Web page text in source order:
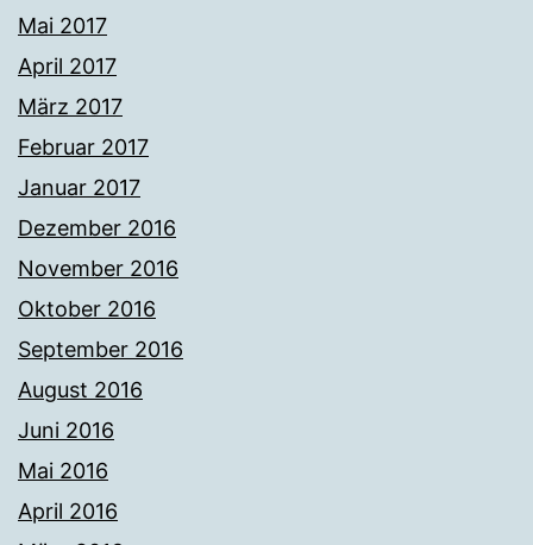
Mai 2017
April 2017
März 2017
Februar 2017
Januar 2017
Dezember 2016
November 2016
Oktober 2016
September 2016
August 2016
Juni 2016
Mai 2016
April 2016